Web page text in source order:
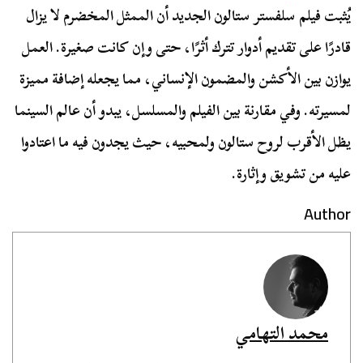
يُثبت فيلم سلفستر ستالون الجديد أن الممثل المخضرم لا يزال
قادرًا على تقديم أدوار تترك أثرًا، حتى وإن كانت صغيرة. العمل
يوازن بين الأكشن والمضمون الإنساني، مما يجعله إضافة مميزة
لمسيرته. وفي مقارنة بين الفيلم والمسلسل، يبدو أن عالم السينما
يظل الأقرب لروح ستالون ولمحبيه، حيث يجدون فيه ما اعتادوا
عليه من تشويق وإثارة.
Author
محمد التهامي